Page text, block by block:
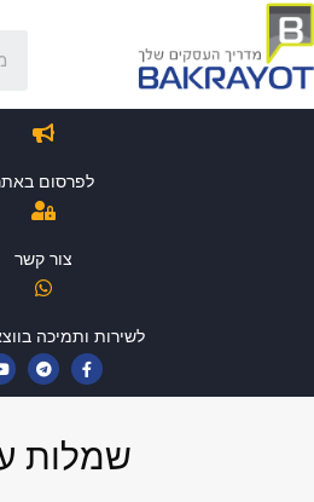
לפרסום
צור קשר
לשירות ותמיכה
שמלות